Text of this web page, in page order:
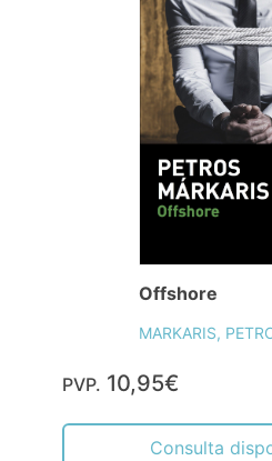
Offshore
MARKARIS,
PVP. 10,95€
Consulta